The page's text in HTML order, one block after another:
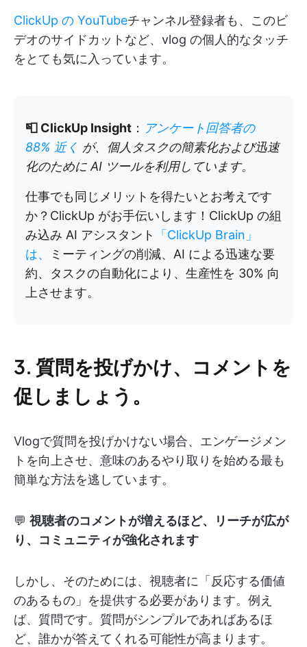
ClickUp の YouTubeチャンネル登録者も、このビ
デオのサイドカットなど、vlog の個人的なタッチ
をとても気に入っています。
📮 ClickUp Insight ： アンケート回答者の
88% 近く が、個人タスクの簡素化および迅速
化のために AI ツールを利用しています。
仕事でも同じメリットを得たいとお考えです
か？ClickUp がお手伝いします！ClickUp の組
み込み AI アシスタント
「ClickUp Brain」
は、
ミーティングの削減、AI による迅速な要
約、タスクの自動化により、生産性を 30% 向
上させます。
3. 質問を投げかけ、コメントを
促しましょう。
Vlogで質問を投げかけない場合、エンゲージメン
トを向上させ、意味のあるやり取りを始める最も
簡単な方法を逃しています。
💬 視聴者のコメントが増えるほど、リーチが広が
り、コミュニティが強化されます
しかし、そのためには、視聴者に「反応する価値
のあるもの」を提供する必要があります。例え
ば、質問です。質問がシンプルであればあるほ
ど、誰かが答えてくれる可能性が高まります。